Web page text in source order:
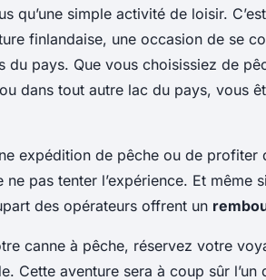
qu’une simple activité de loisir.
finlandaise, une occasion de se
du pays. Que vous choisissiez de
dans tout autre lac du pays, vous
expédition de pêche ou de profiter
ne pas tenter l’expérience. Et même
des opérateurs offrent un
canne à pêche, réservez votre
Cette aventure sera à coup sûr l’un